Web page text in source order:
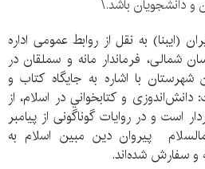
و دانشجويان باشد.\
(ايبنا) به نقل از روابط عمومی اداره
شمالی‌، فرماندار مانه و سملقان در
شهرستان با اشاره به جایگاه کتاب و
و کتابخواني در اسلام، از
است و در روایات گوناگونی از پیامبر
پیروان دین مبین اسلام به
و سفارش شده‌اند.